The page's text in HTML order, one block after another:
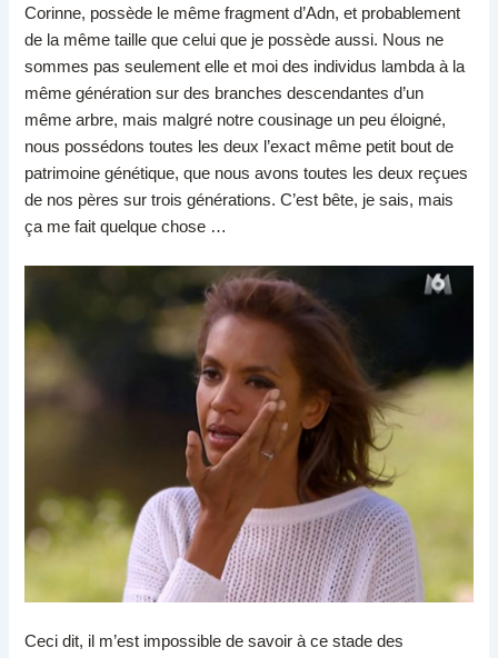
Corinne, possède le même fragment d’Adn, et probablement
de la même taille que celui que je possède aussi. Nous ne
sommes pas seulement elle et moi des individus lambda à la
même génération sur des branches descendantes d’un
même arbre, mais malgré notre cousinage un peu éloigné,
nous possédons toutes les deux l’exact même petit bout de
patrimoine génétique, que nous avons toutes les deux reçues
de nos pères sur trois générations. C’est bête, je sais, mais
ça me fait quelque chose …
Ceci dit, il m’est impossible de savoir à ce stade des